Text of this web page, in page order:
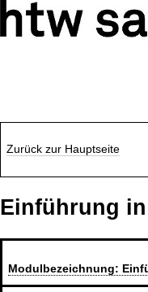
Zurück zur Hauptseite
Einführung
Modulbezeichnung: